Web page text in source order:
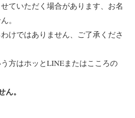
ていただく場合があります、お名
。
けではありません、ご了承くださ
方はホッとLINEまたはこころの
。